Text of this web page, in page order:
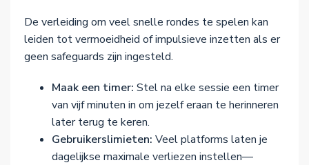
De verleiding om veel snelle rondes te spelen kan
leiden tot vermoeidheid of impulsieve inzetten als er
geen safeguards zijn ingesteld.
Maak een timer: Stel na elke sessie een timer
van vijf minuten in om jezelf eraan te herinneren
later terug te keren.
Gebruikerslimieten: Veel platforms laten je
dagelijkse maximale verliezen instellen—